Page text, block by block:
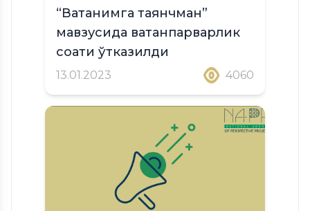
“Ватанимга таянчман”
мавзусида ватанпарварлик
соати ўтказилди
13.01.2023 4060